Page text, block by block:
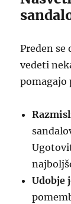
Preden se
vedeti
pomagajo
Udobje